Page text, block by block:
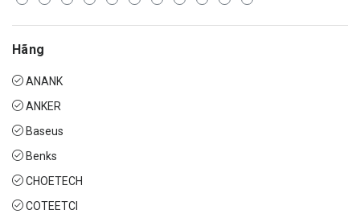
Hãng
ANANK
ANKER
Baseus
Benks
CHOETECH
COTEETCI